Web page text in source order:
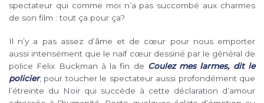
spectateur qui comme moi n’a pas succombé aux charmes
de son film : tout ça pour ça?
Il n’y a pas assez d’âme et de cœur pour nous emporter
aussi intensément que le naïf cœur dessiné par le général de
police Felix Buckman à la fin de Coulez mes larmes, dit le
policier, pour toucher le spectateur aussi profondément que
l’étreinte du Noir qui succède à cette déclaration d’amour